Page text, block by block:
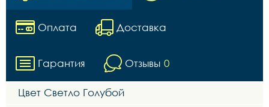
Оплата Доставка
Гарантия Отзывы 0
Цвет Светло Голубой